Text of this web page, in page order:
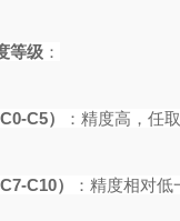
等级 ‌：
C0-C5） ：精度高，任
C7-C10） ：精度相对